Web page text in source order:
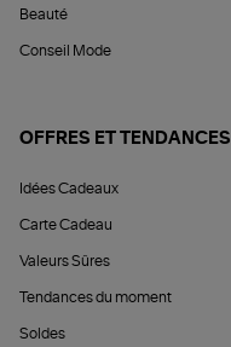
Beauté
Conseil Mode
OFFRES ET TENDANCES
Idées Cadeaux
Carte Cadeau
Valeurs Sûres
Tendances du moment
Soldes